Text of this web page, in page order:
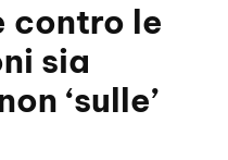
contro le
sia
‘sulle’